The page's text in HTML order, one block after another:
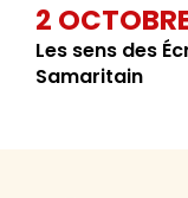
2
Les sens des
Samaritain